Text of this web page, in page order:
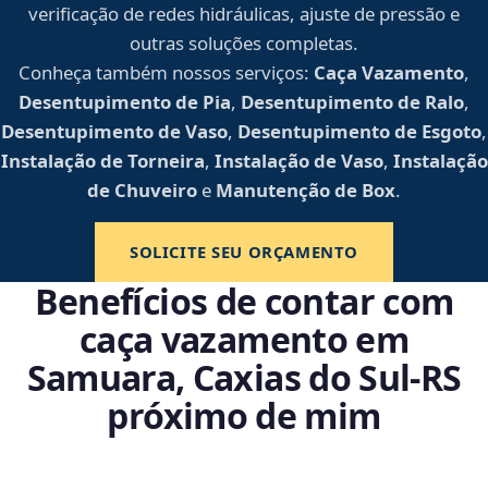
verificação de redes hidráulicas, ajuste de pressão e
outras soluções completas.
Conheça também nossos serviços: Caça Vazamento,
Desentupimento de Pia, Desentupimento de Ralo,
Desentupimento de Vaso, Desentupimento de Esgoto,
Instalação de Torneira, Instalação de Vaso, Instalação
de Chuveiro e Manutenção de Box.
SOLICITE SEU ORÇAMENTO
Benefícios de contar com
caça vazamento em
Samuara, Caxias do Sul‑RS
próximo de mim